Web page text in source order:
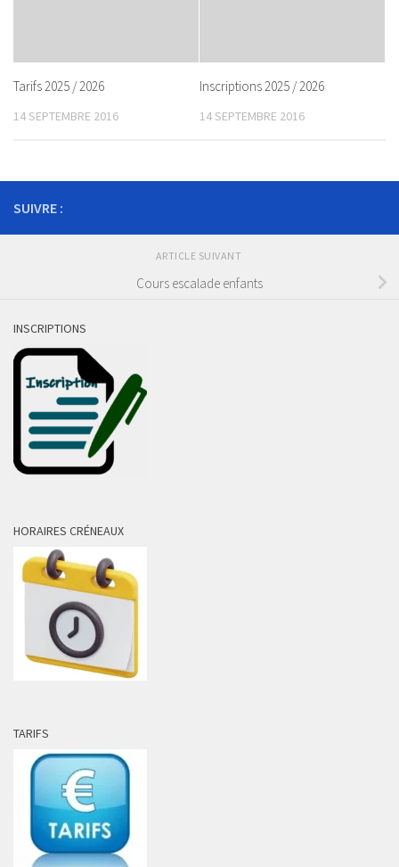
Tarifs 2025 / 2026
14 SEPTEMBRE 2016
Inscriptions 2025 / 2026
14 SEPTEMBRE 2016
SUIVRE :
ARTICLE SUIVANT
Cours escalade enfants
INSCRIPTIONS
HORAIRES CRÉNEAUX
TARIFS